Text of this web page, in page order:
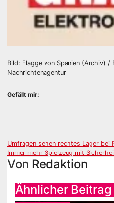
Bild: Flagge von Spanien (Archiv) /
Nachrichtenagentur
Gefällt mir:
Umfragen sehen rechtes Lager bei
Immer mehr Spielzeug mit
Von Redaktion
Ähnlicher Beitrag